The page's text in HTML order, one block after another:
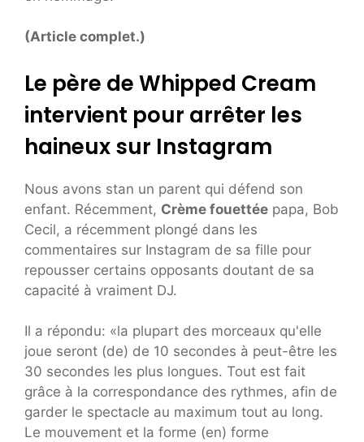
(Article complet.)
Le père de Whipped Cream
intervient pour arrêter les
haineux sur Instagram
Nous avons stan un parent qui défend son
enfant. Récemment, Crème fouettée papa, Bob
Cecil, a récemment plongé dans les
commentaires sur Instagram de sa fille pour
repousser certains opposants doutant de sa
capacité à vraiment DJ.
Il a répondu: «la plupart des morceaux qu'elle
joue seront (de) de 10 secondes à peut-être les
30 secondes les plus longues. Tout est fait
grâce à la correspondance des rythmes, afin de
garder le spectacle au maximum tout au long.
Le mouvement et la forme (en) forme